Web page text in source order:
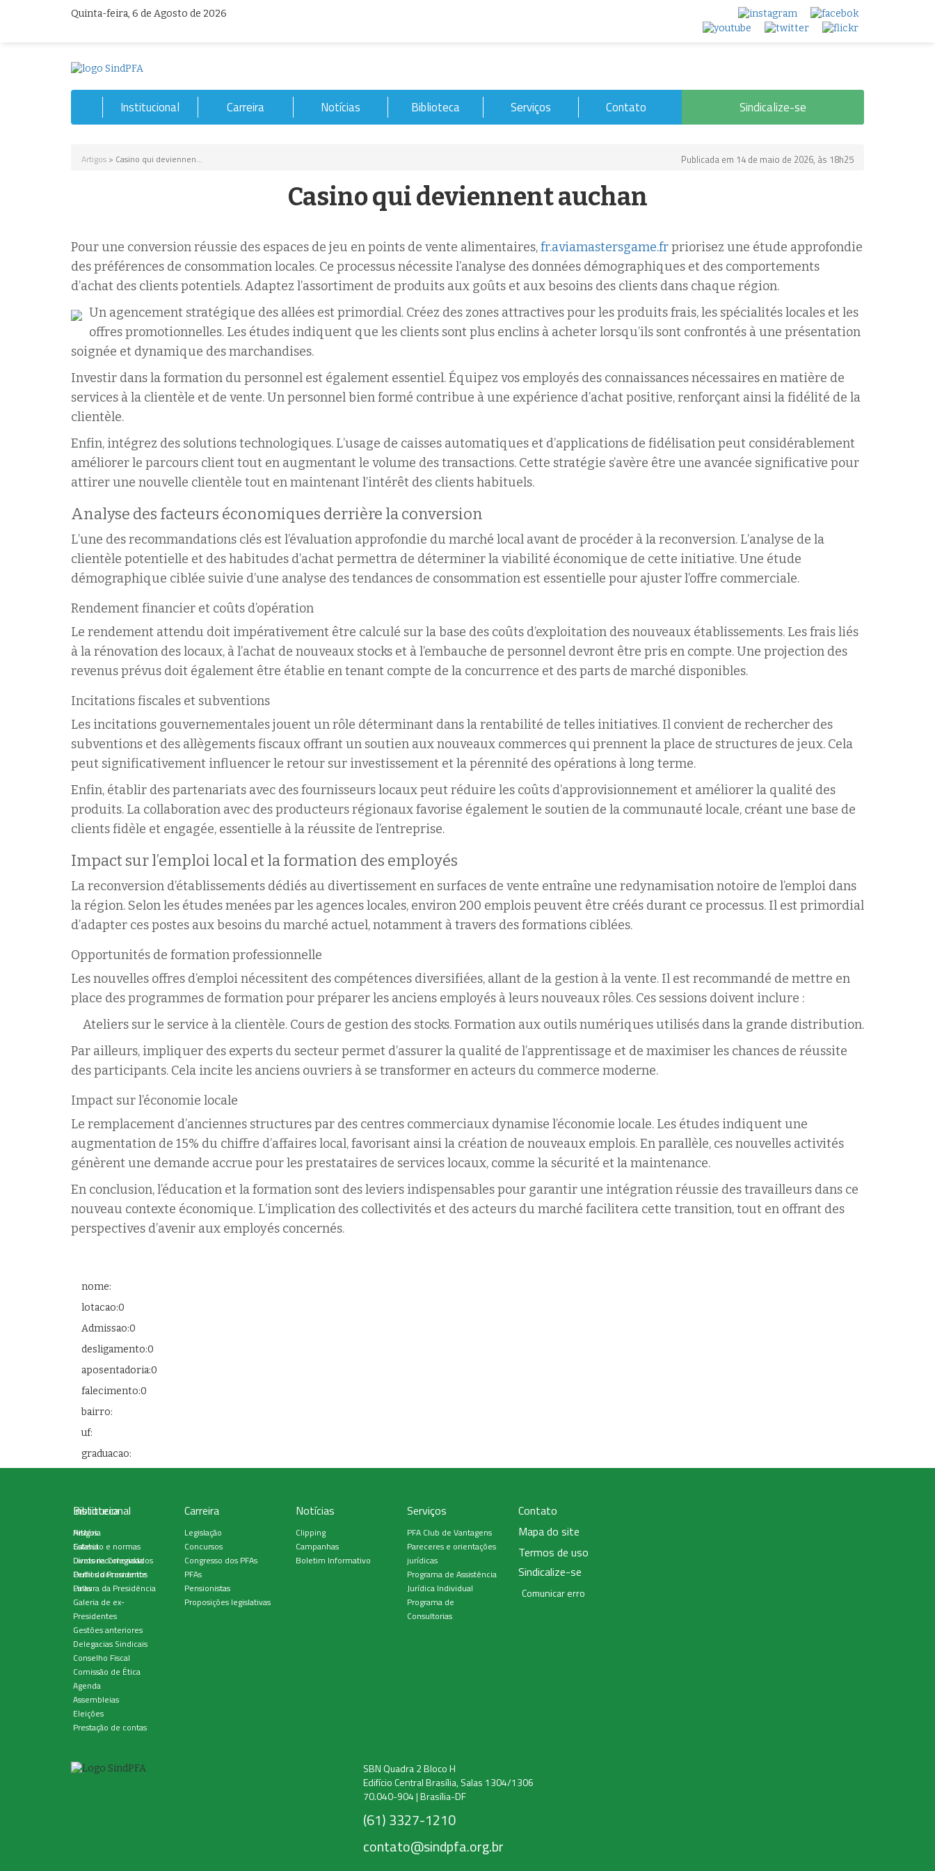
Quinta-feira, 6 de Agosto de 2026
Institucional Carreira Notícias Biblioteca Serviços Contato Sindicalize-se
Artigos > Casino qui deviennen... Publicada em 14 de maio de 2026, às 18h25
Casino qui deviennent auchan
Pour une conversion réussie des espaces de jeu en points de vente alimentaires,fr.aviamastersgame.frpriorisez une étude approfondie
des préférences de consommation locales. Ce processus nécessite l’analyse des données démographiques et des comportements
d’achat des clients potentiels. Adaptez l’assortiment de produits aux goûts et aux besoins des clients dans chaque région.
Un agencement stratégique des allées est primordial. Créez des zones attractives pour les produits frais, les spécialités locales et les
offres promotionnelles. Les études indiquent que les clients sont plus enclins à acheter lorsqu’ils sont confrontés à une présentation
soignée et dynamique des marchandises.
Investir dans la formation du personnel est également essentiel. Équipez vos employés des connaissances nécessaires en matière de
services à la clientèle et de vente. Un personnel bien formé contribue à une expérience d’achat positive, renforçant ainsi la fidélité de la
clientèle.
Enfin, intégrez des solutions technologiques. L’usage de caisses automatiques et d’applications de fidélisation peut considérablement
améliorer le parcours client tout en augmentant le volume des transactions. Cette stratégie s’avère être une avancée significative pour
attirer une nouvelle clientèle tout en maintenant l’intérêt des clients habituels.
Analyse des facteurs économiques derrière la conversion
L’une des recommandations clés est l’évaluation approfondie du marché local avant de procéder à la reconversion. L’analyse de la
clientèle potentielle et des habitudes d’achat permettra de déterminer la viabilité économique de cette initiative. Une étude
démographique ciblée suivie d’une analyse des tendances de consommation est essentielle pour ajuster l’offre commerciale.
Rendement financier et coûts d’opération
Le rendement attendu doit impérativement être calculé sur la base des coûts d’exploitation des nouveaux établissements. Les frais liés
à la rénovation des locaux, à l’achat de nouveaux stocks et à l’embauche de personnel devront être pris en compte. Une projection des
revenus prévus doit également être établie en tenant compte de la concurrence et des parts de marché disponibles.
Incitations fiscales et subventions
Les incitations gouvernementales jouent un rôle déterminant dans la rentabilité de telles initiatives. Il convient de rechercher des
subventions et des allègements fiscaux offrant un soutien aux nouveaux commerces qui prennent la place de structures de jeux. Cela
peut significativement influencer le retour sur investissement et la pérennité des opérations à long terme.
Enfin, établir des partenariats avec des fournisseurs locaux peut réduire les coûts d’approvisionnement et améliorer la qualité des
produits. La collaboration avec des producteurs régionaux favorise également le soutien de la communauté locale, créant une base de
clients fidèle et engagée, essentielle à la réussite de l’entreprise.
Impact sur l’emploi local et la formation des employés
La reconversion d’établissements dédiés au divertissement en surfaces de vente entraîne une redynamisation notoire de l’emploi dans
la région. Selon les études menées par les agences locales, environ 200 emplois peuvent être créés durant ce processus. Il est primordial
d’adapter ces postes aux besoins du marché actuel, notamment à travers des formations ciblées.
Opportunités de formation professionnelle
Les nouvelles offres d’emploi nécessitent des compétences diversifiées, allant de la gestion à la vente. Il est recommandé de mettre en
place des programmes de formation pour préparer les anciens employés à leurs nouveaux rôles. Ces sessions doivent inclure :
Ateliers sur le service à la clientèle. Cours de gestion des stocks.Formation aux outils numériques utilisés dans la grande distribution.
Par ailleurs, impliquer des experts du secteur permet d’assurer la qualité de l’apprentissage et de maximiser les chances de réussite
des participants. Cela incite les anciens ouvriers à se transformer en acteurs du commerce moderne.
Impact sur l’économie locale
Le remplacement d’anciennes structures par des centres commerciaux dynamise l’économie locale. Les études indiquent une
augmentation de 15% du chiffre d’affaires local, favorisant ainsi la création de nouveaux emplois. En parallèle, ces nouvelles activités
génèrent une demande accrue pour les prestataires de services locaux, comme la sécurité et la maintenance.
En conclusion, l’éducation et la formation sont des leviers indispensables pour garantir une intégration réussie des travailleurs dans ce
nouveau contexte économique. L’implication des collectivités et des acteurs du marché facilitera cette transition, tout en offrant des
perspectives d’avenir aux employés concernés.
nome:
lotacao:0
Admissao:0
desligamento:0
aposentadoria:0
falecimento:0
bairro:
uf:
graduacao:
Institucional
História
Estatuto e normas
Diretoria Colegiada
Perfil do Presidente
Palavra da Presidência
Galeria de ex-
Presidentes
Gestões anteriores
Delegacias Sindicais
Conselho Fiscal
Comissão de Ética
Agenda
Assembleias
Eleições
Prestação de contas
Carreira
Legislação
Concursos
Congresso dos PFAs
PFAs
Pensionistas
Proposições legislativas
Notícias
Clipping
Campanhas
Boletim Informativo
Biblioteca
Artigos
Galeria
Livros recomendados
Outros documentos
Links
Serviços
PFA Club de Vantagens
Pareceres e orientações
jurídicas
Programa de Assistência
Jurídica Individual
Programa de
Consultorias
Sindicalize-se
Mapa do site
Termos de uso
Contato
Comunicar erro
SBN Quadra 2 Bloco H
Edifício Central Brasília, Salas 1304/1306
70.040-904 | Brasília-DF
(61) 3327-1210
contato@sindpfa.org.br